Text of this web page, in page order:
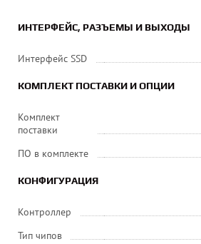
ИНТЕРФЕЙС, РАЗЪЕМЫ И ВЫХОДЫ
Интерфейс SSD
КОМПЛЕКТ ПОСТАВКИ И ОПЦИИ
Комплект
поставки
ПО в комплекте
КОНФИГУРАЦИЯ
Контроллер
Тип чипов